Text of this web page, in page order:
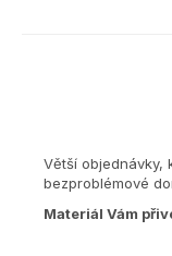
Větší objednávky,
bezproblémové
Materiál Vám